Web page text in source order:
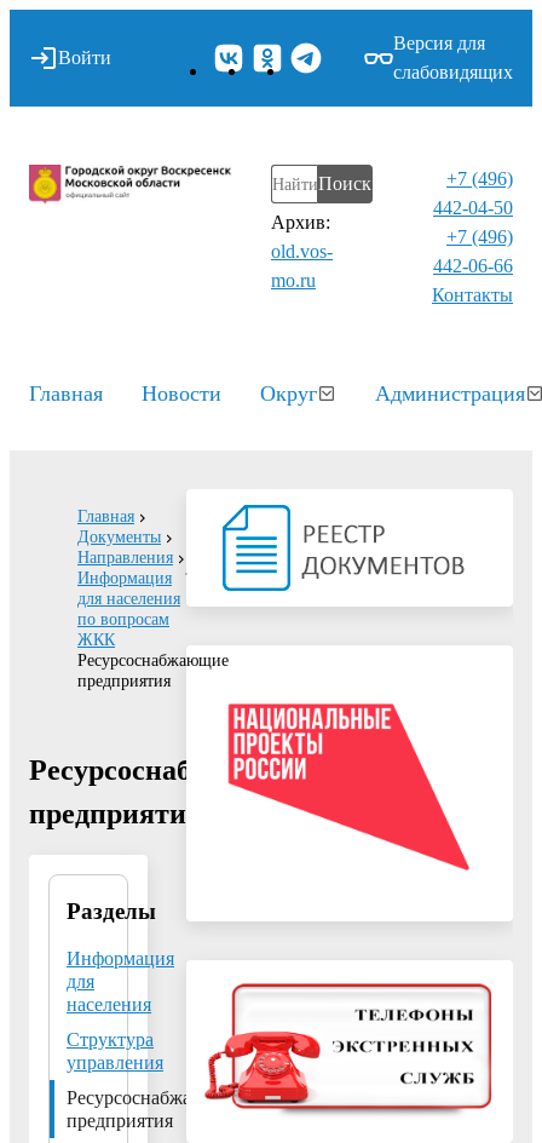
Войти
Версия для
слабовидящих
Поиск
Архив:
old.vos-
mo.ru
+7 (496)
442-04-50
+7 (496)
442-06-66
Контакты⁠
Главная Новости Округ Администрация
Главная
Документы
Направления
Информация
для населения
по вопросам
ЖКК
Ресурсоснабжающие
предприятия
Ресурсоснабжающие
предприятия
Разделы
Информация
для
населения
Структура
управления
Ресурсоснабжающие
предприятия
Воскресенск
Московской
области
140200, МО, г.